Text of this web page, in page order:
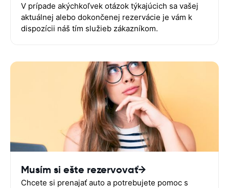
V prípade akýchkoľvek otázok týkajúcich sa vašej
aktuálnej alebo dokončenej rezervácie je vám k
dispozícii náš tím služieb zákazníkom.
Musím si ešte rezervovať
Chcete si prenajať auto a potrebujete pomoc s